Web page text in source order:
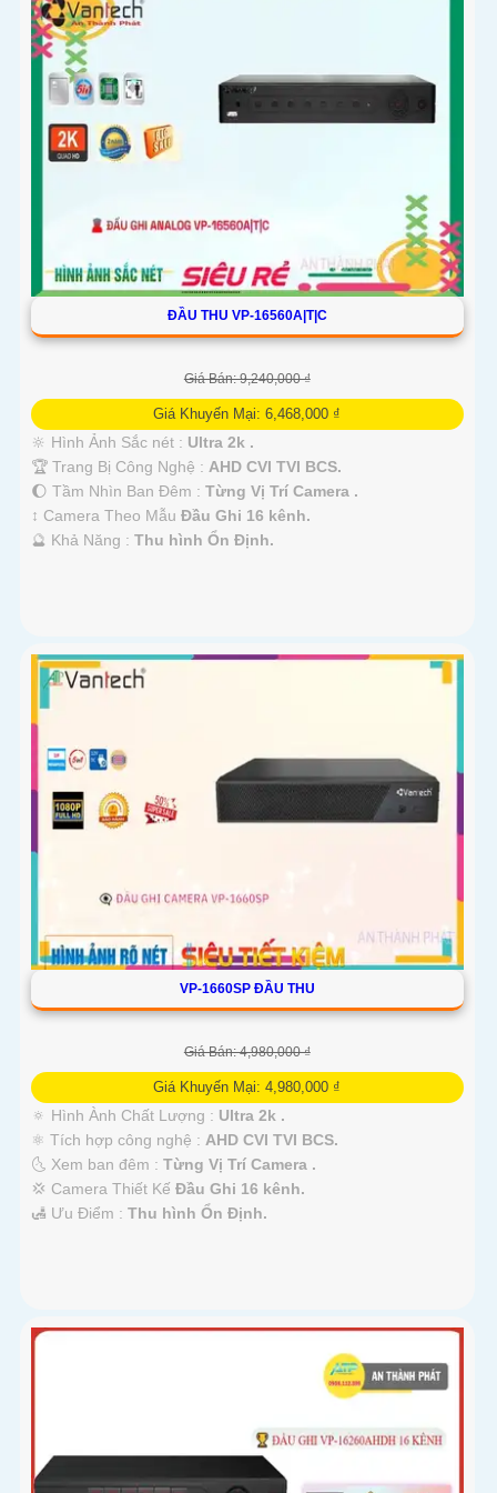
ĐẦU THU VP-16560A|T|C
Giá Bán: 9,240,000 ₫
Giá Khuyến Mại: 6,468,000 ₫
🔆 Hình Ảnh Sắc nét : Ultra 2k .
🏆 Trang Bị Công Nghệ : AHD CVI TVI BCS.
🌔 Tầm Nhìn Ban Đêm : Từng Vị Trí Camera .
↕️ Camera Theo Mẫu Đầu Ghi 16 kênh.
️🔮 Khả Năng : Thu hình Ổn Định.
VP-1660SP ĐẦU THU
Giá Bán: 4,980,000 ₫
Giá Khuyến Mại: 4,980,000 ₫
🔅 Hình Ành Chất Lượng : Ultra 2k .
⚛️ Tích hợp công nghệ : AHD CVI TVI BCS.
🌜 Xem ban đêm : Từng Vị Trí Camera .
💢 Camera Thiết Kế Đầu Ghi 16 kênh.
️🛃 Ưu Điểm : Thu hình Ổn Định.